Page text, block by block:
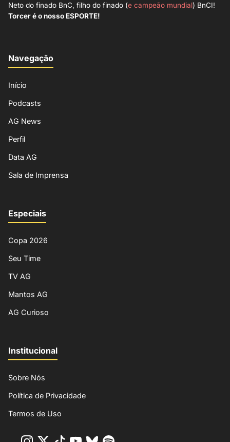
Neto do finado BnC, filho do finado (e campeão mundial) BnCI!
Torcer é o nosso ESPORTE!
Navegação
Início
Podcasts
AG News
Perfil
Data AG
Sala de Imprensa
Especiais
Copa 2026
Seu Time
TV AG
Mantos AG
AG Curioso
Institucional
Sobre Nós
Política de Privacidade
Termos de Uso